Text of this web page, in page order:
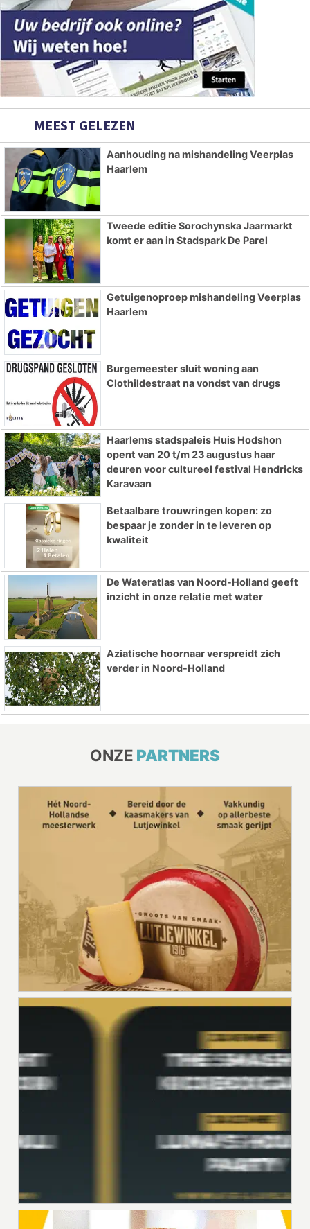
MEEST GELEZEN
Aanhouding na mishandeling Veerplas
Haarlem
Tweede editie Sorochynska Jaarmarkt
komt er aan in Stadspark De Parel
Getuigenoproep mishandeling Veerplas
Haarlem
Burgemeester sluit woning aan
Clothildestraat na vondst van drugs
Haarlems stadspaleis Huis Hodshon
opent van 20 t/m 23 augustus haar
deuren voor cultureel festival Hendricks
Karavaan
Betaalbare trouwringen kopen: zo
bespaar je zonder in te leveren op
kwaliteit
De Wateratlas van Noord-Holland geeft
inzicht in onze relatie met water
Aziatische hoornaar verspreidt zich
verder in Noord-Holland
ONZE PARTNERS